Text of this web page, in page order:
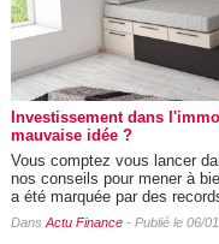
Investissement dans
mauvaise idée ?
Vous comptez vous lancer
nos conseils pour mener à
a été marquée par des
Dans Actu Finance- Publié le 06/